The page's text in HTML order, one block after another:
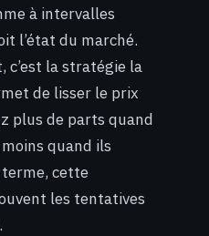
à intervalles
l’état du marché.
c’est la stratégie la
de lisser le prix
plus de parts quand
quand ils
cette
les tentatives